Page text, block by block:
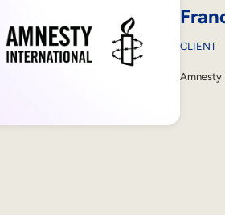
CLIENT
Amnesty